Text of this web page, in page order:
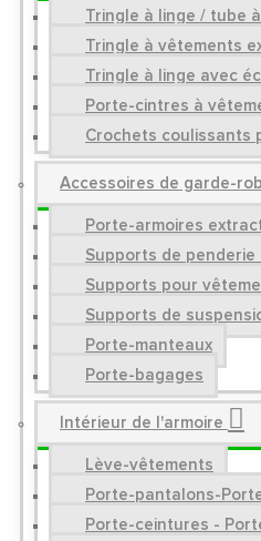
Tringle à linge / tube
Tringle à vêtements
Tringle à linge avec
Porte-cintres à
Crochets coulissants
Accessoires de garde-
Porte-armoires
Supports de penderie
Supports pour
Supports de
Porte-manteaux
Porte-bagages
Intérieur de l'armoire
Lève-vêtements
Porte-pantalons-
Porte-ceintures -